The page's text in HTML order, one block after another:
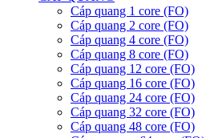
Cáp quang 1 core (FO)
Cáp quang 2 core (FO)
Cáp quang 4 core (FO)
Cáp quang 8 core (FO)
Cáp quang 12 core (FO)
Cáp quang 16 core (FO)
Cáp quang 24 core (FO)
Cáp quang 32 core (FO)
Cáp quang 48 core (FO)